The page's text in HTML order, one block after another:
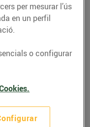
barat en
de la Compra
per mesurar l’ús
en un perfil
o configurar